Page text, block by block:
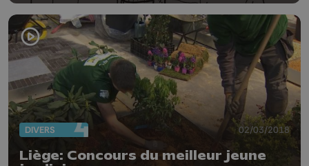
DIVERS 02/03/2018
Liège: Concours du meilleur jeune